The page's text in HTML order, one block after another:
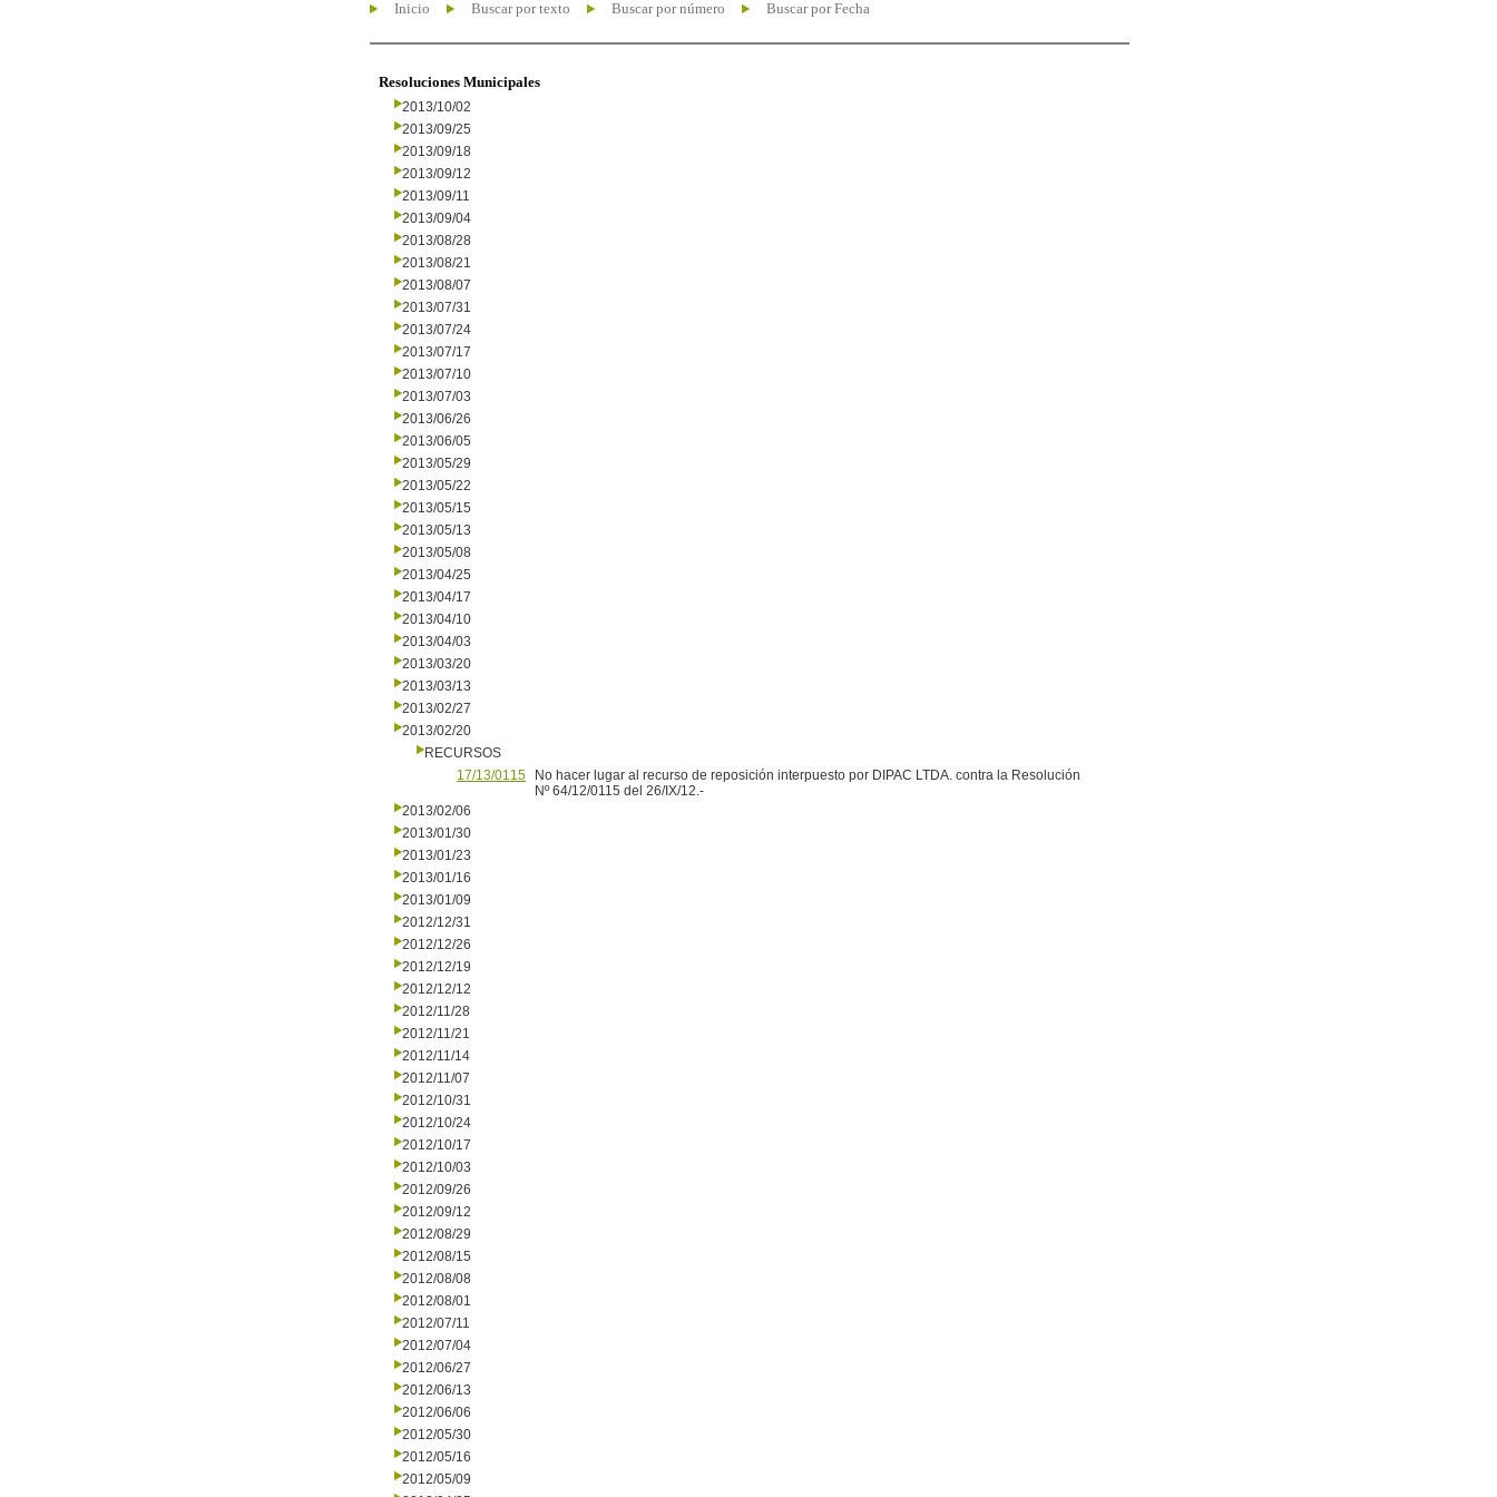
Inicio Buscar por texto Buscar por número Buscar por Fecha
Resoluciones Municipales
2013/10/02
2013/09/25
2013/09/18
2013/09/12
2013/09/11
2013/09/04
2013/08/28
2013/08/21
2013/08/07
2013/07/31
2013/07/24
2013/07/17
2013/07/10
2013/07/03
2013/06/26
2013/06/05
2013/05/29
2013/05/22
2013/05/15
2013/05/13
2013/05/08
2013/04/25
2013/04/17
2013/04/10
2013/04/03
2013/03/20
2013/03/13
2013/02/27
2013/02/20
RECURSOS
17/13/0115
No hacer lugar al recurso de reposición interpuesto por DIPAC LTDA. contra la Resolución
Nº 64/12/0115 del 26/IX/12.-
2013/02/06
2013/01/30
2013/01/23
2013/01/16
2013/01/09
2012/12/31
2012/12/26
2012/12/19
2012/12/12
2012/11/28
2012/11/21
2012/11/14
2012/11/07
2012/10/31
2012/10/24
2012/10/17
2012/10/03
2012/09/26
2012/09/12
2012/08/29
2012/08/15
2012/08/08
2012/08/01
2012/07/11
2012/07/04
2012/06/27
2012/06/13
2012/06/06
2012/05/30
2012/05/16
2012/05/09